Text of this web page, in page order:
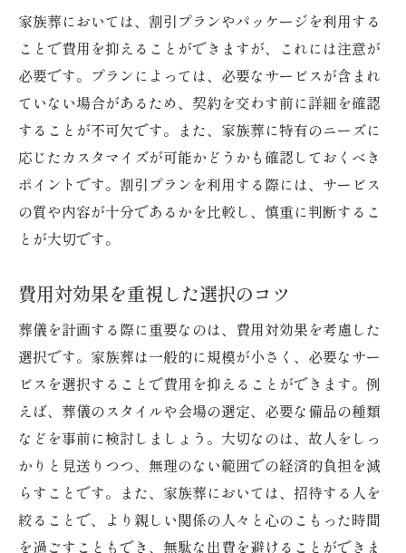
家族葬においては、割引プランやパッケージを利用する
ことで費用を抑えることができますが、これには注意が
必要です。プランによっては、必要なサービスが含まれ
ていない場合があるため、契約を交わす前に詳細を確認
することが不可欠です。また、家族葬に特有のニーズに
応じたカスタマイズが可能かどうかも確認しておくべき
ポイントです。割引プランを利用する際には、サービス
の質や内容が十分であるかを比較し、慎重に判断するこ
とが大切です。
費用対効果を重視した選択のコツ
葬儀を計画する際に重要なのは、費用対効果を考慮した
選択です。家族葬は一般的に規模が小さく、必要なサー
ビスを選択することで費用を抑えることができます。例
えば、葬儀のスタイルや会場の選定、必要な備品の種類
などを事前に検討しましょう。大切なのは、故人をしっ
かりと見送りつつ、無理のない範囲での経済的負担を減
らすことです。また、家族葬においては、招待する人を
絞ることで、より親しい関係の人々と心のこもった時間
を過ごすこともでき、無駄な出費を避けることができま